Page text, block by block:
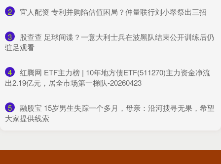
2 ​宜人配资 专利并购陷估值困局？仲量联行刘小翠祭出三招
3
​股查查 足球间谍？一意大利士兵在波黑队结束公开训练后仍
驻足观看
4
​红腾网 ETF主力榜 | 10年地方债ETF(511270)主力资金净流
出2.19亿元，居全市场第一梯队-20260423
5
​融股宝 15岁男生失踪一个多月，母亲：沿河搜寻无果，希望
大家提供线索